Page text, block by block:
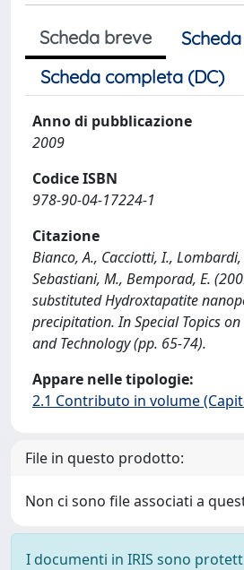
Scheda breve
Scheda completa (DC)
Anno di pubblicazione
2009
Codice ISBN
978-90-04-17224-1
Citazione
Bianco, A., Cacciotti, I.,
Sebastiani, M., Bemporad, E.
substituted Hydroxtapatite
precipitation. In Special Topics
and Technology (pp. 65-74).
Appare nelle tipologie:
2.1 Contributo in volume
File in questo prodotto:
Non ci sono file associati a
I documenti in IRIS sono